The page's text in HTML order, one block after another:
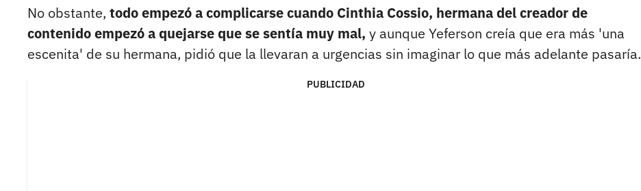
No obstante, todo empezó a complicarse cuando Cinthia Cossio, hermana del creador de
contenido empezó a quejarse que se sentía muy mal, y aunque Yeferson creía que era más 'una
escenita' de su hermana, pidió que la llevaran a urgencias sin imaginar lo que más adelante pasaría.
PUBLICIDAD